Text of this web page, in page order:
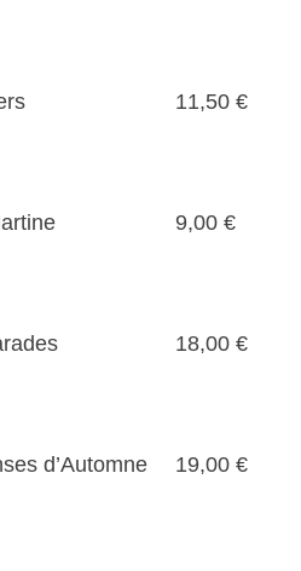
11,50 €
9,00 €
18,00 €
d’Automne 19,00 €